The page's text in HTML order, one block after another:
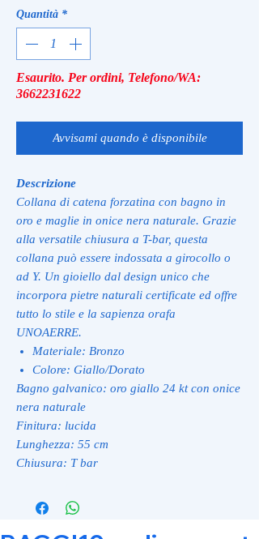
Quantità *
Esaurito. Per ordini, Telefono/WA:
3662231622
Avvisami quando è disponibile
Descrizione
Collana di catena forzatina con bagno in
oro e maglie in onice nera naturale. Grazie
alla versatile chiusura a T-bar, questa
collana può essere indossata a girocollo o
ad Y. Un gioiello dal design unico che
incorpora pietre naturali certificate ed offre
tutto lo stile e la sapienza orafa
UNOAERRE.
Materiale: Bronzo
Colore: Giallo/Dorato
Bagno galvanico: oro giallo 24 kt con onice
nera naturale
Finitura: lucida
Lunghezza: 55 cm
Chiusura: T bar